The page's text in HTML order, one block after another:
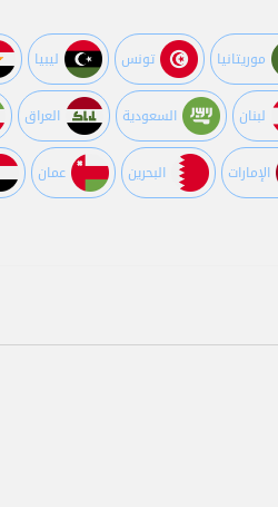
موريتانيا تونس ليبيا
لبنان السعودية العراق
اﻹمارات البحرين عمان